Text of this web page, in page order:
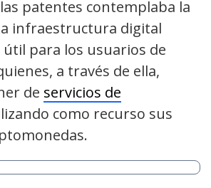
patentes contemplaba la
infraestructura digital
para los usuarios de
a través de ella,
de servicios de
como recurso sus